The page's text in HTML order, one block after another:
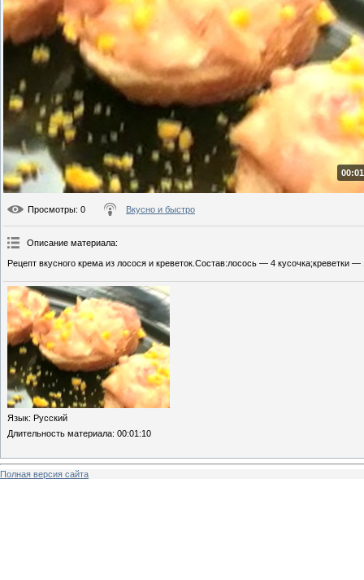
Просмотры: 0 Вкусно и быстро
Описание материала:
Рецепт вкусного крема из лосося и креветок.Состав:лосось — 4
Язык: Русский
Длительность материала: 00:01:10
Полная версия сайта